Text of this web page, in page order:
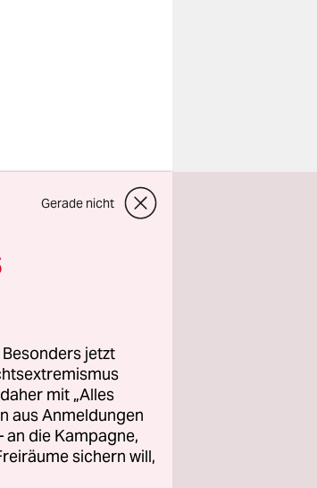
Gerade nicht
jetzt
mit „Alles
aus Anmeldungen
an die Kampagne,
sichern will,